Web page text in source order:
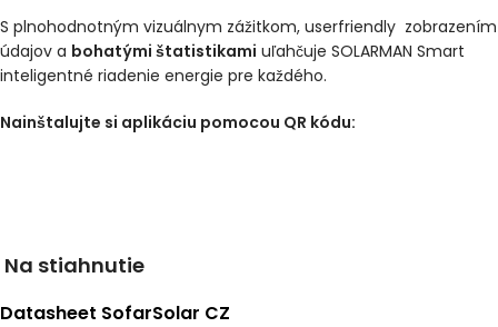
S plnohodnotným vizuálnym zážitkom, userfriendly zobrazením
údajov a bohatými štatistikami uľahčuje SOLARMAN Smart
inteligentné riadenie energie pre každého.
Nainštalujte si aplikáciu pomocou QR kódu:
Na stiahnutie
Datasheet SofarSolar CZ